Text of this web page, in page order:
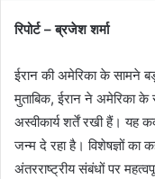
रिपोर्ट – ब्रजेश शर्मा
ईरान की अमेरिका के सामने
मुताबिक, ईरान ने अमेरिका
अस्वीकार्य शर्तें रखी हैं। यह
जन्म दे रहा है। विशेषज्ञों का
अंतरराष्ट्रीय संबंधों पर